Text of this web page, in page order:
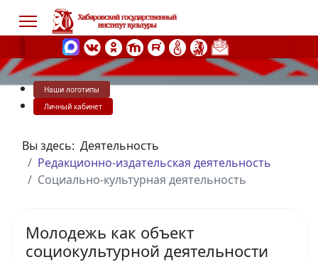
Наши логотипы
Личный кабинет
Вы здесь: Деятельность
Редакционно-издательская деятельность
Социально-культурная деятельность
Молодежь как объект
социокультурной деятельности